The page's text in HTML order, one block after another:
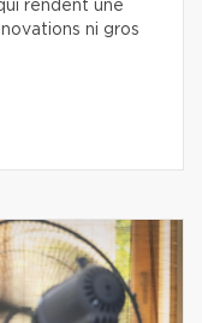
rendent une
ni gros